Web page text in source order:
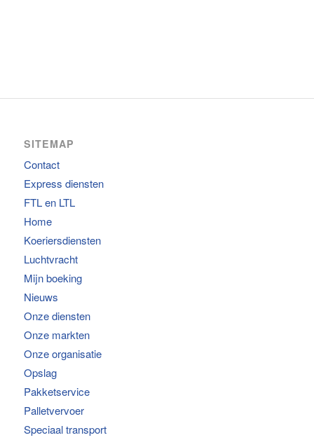
SITEMAP
Contact
Express diensten
FTL en LTL
Home
Koeriersdiensten
Luchtvracht
Mijn boeking
Nieuws
Onze diensten
Onze markten
Onze organisatie
Opslag
Pakketservice
Palletvervoer
Speciaal transport